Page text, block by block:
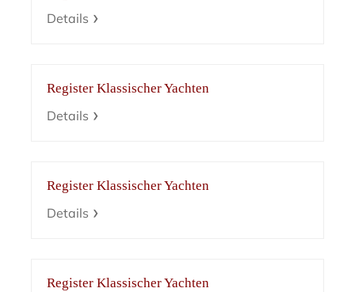
Details
Register Klassischer Yachten
Details
Register Klassischer Yachten
Details
Register Klassischer Yachten